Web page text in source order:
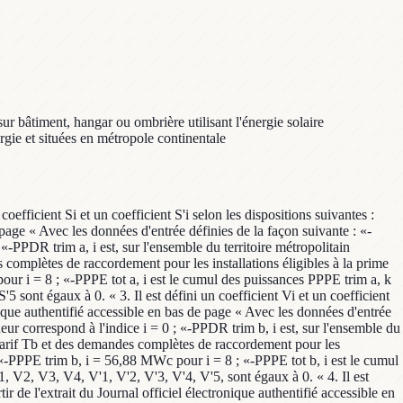
bâtiment, hangar ou ombrière utilisant l'énergie solaire
et situées en métropole continentale
Si et un coefficient S'i selon les dispositions suivantes :
« Avec les données d'entrée définies de la façon suivante : «-
PPDR trim a, i est, sur l'ensemble du territoire métropolitain
de raccordement pour les installations éligibles à la prime
i = 8 ; «-PPPE tot a, i est le cumul des puissances PPPE trim a, k
sont égaux à 0. « 3. Il est défini un coefficient Vi et un coefficient
authentifié accessible en bas de page « Avec les données d'entrée
correspond à l'indice i = 0 ; «-PPDR trim b, i est, sur l'ensemble du
Tb et des demandes complètes de raccordement pour les
PPPE trim b, i = 56,88 MWc pour i = 8 ; «-PPPE tot b, i est le cumul
V2, V3, V4, V'1, V'2, V'3, V'4, V'5, sont égaux à 0. « 4. Il est
de l'extrait du Journal officiel électronique authentifié accessible en